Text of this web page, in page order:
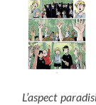
L’aspect